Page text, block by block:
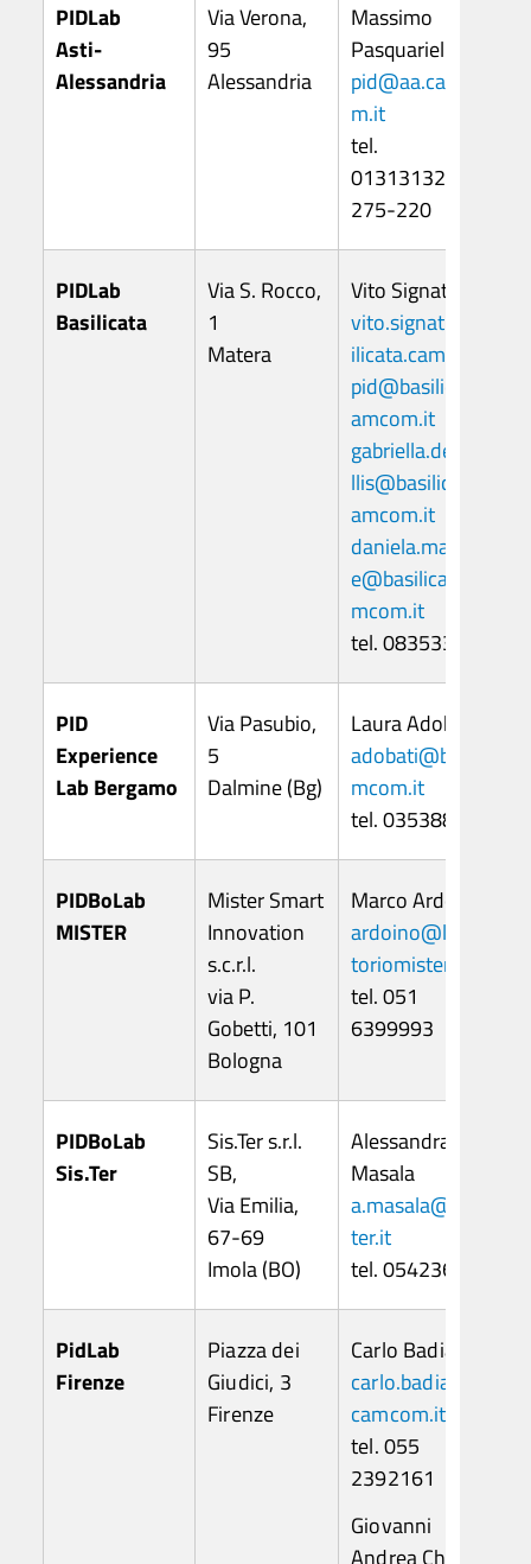
PIDLab
Asti-
Alessandria
Via Verona,
95
Alessandria
Massimo
Pasquariello
pid@aa.camco
m.it
tel.
0131313204-
275-220
PIDLab
Basilicata
Via S. Rocco,
1
Matera
Vito Signati
vito.signati@bas
ilicata.camcom.it
pid@basilicata.c
amcom.it
gabriella.denove
llis@basilicata.c
amcom.it
daniela.marches
e@basilicata.ca
mcom.it
tel. 0835338439
PID
Experience
Lab Bergamo
Via Pasubio,
5
Dalmine (Bg)
Laura Adobati
adobati@bg.ca
mcom.it
tel. 0353888011
PIDBoLab
MISTER
Mister Smart
Innovation
s.c.r.l.
via P.
Gobetti, 101
Bologna
Marco Ardoino
ardoino@labora
toriomister.it
tel. 051
6399993
PIDBoLab
Sis.Ter
Sis.Ter s.r.l.
SB,
Via Emilia,
67-69
Imola (BO)
Alessandra
Masala
a.masala@sis-
ter.it
tel. 0542361550
PidLab
Firenze
Piazza dei
Giudici, 3
Firenze
Carlo Badiali
carlo.badiali@fi.
camcom.it
tel. 055
2392161
Giovanni
Andrea Chiappa